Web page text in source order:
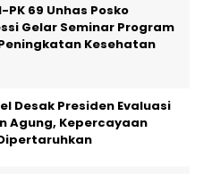
PK 69 Unhas Posko
Gelar Seminar Program
Kesehatan
Desak Presiden Evaluasi
Agung, Kepercayaan